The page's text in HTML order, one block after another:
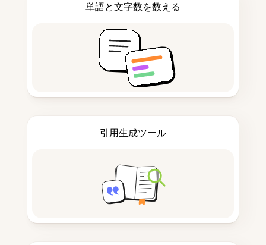
単語と文字数を数える
引用生成ツール